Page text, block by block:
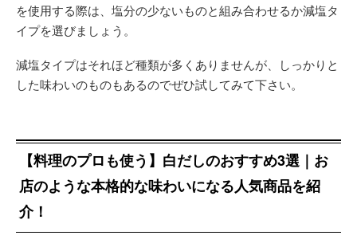
を使用する際は、塩分の少ないものと組み合わせるか減塩タ
イプを選びましょう。
減塩タイプはそれほど種類が多くありませんが、しっかりと
した味わいのものもあるのでぜひ試してみて下さい。
【料理のプロも使う】白だしのおすすめ3選｜お
店のような本格的な味わいになる人気商品を紹
介！